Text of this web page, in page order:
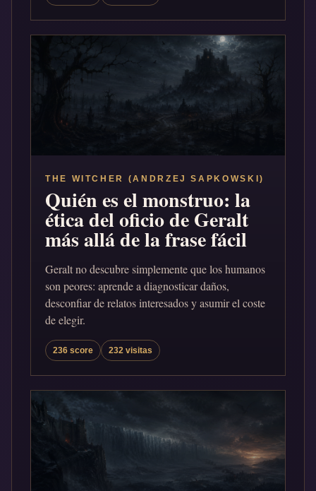
THE WITCHER (ANDRZEJ SAPKOWSKI)
Quién es el monstruo: la
ética del oficio de Geralt
más allá de la frase fácil
Geralt no descubre simplemente que los humanos
son peores: aprende a diagnosticar daños,
desconfiar de relatos interesados y asumir el coste
de elegir.
236 score 232 visitas